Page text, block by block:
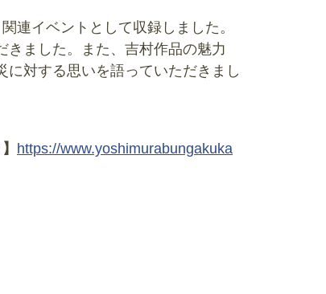
連イベントとして収録しました。
きました。また、吉村作品の魅力
対する思いを語っていただきまし
https://www.yoshimurabungakuka